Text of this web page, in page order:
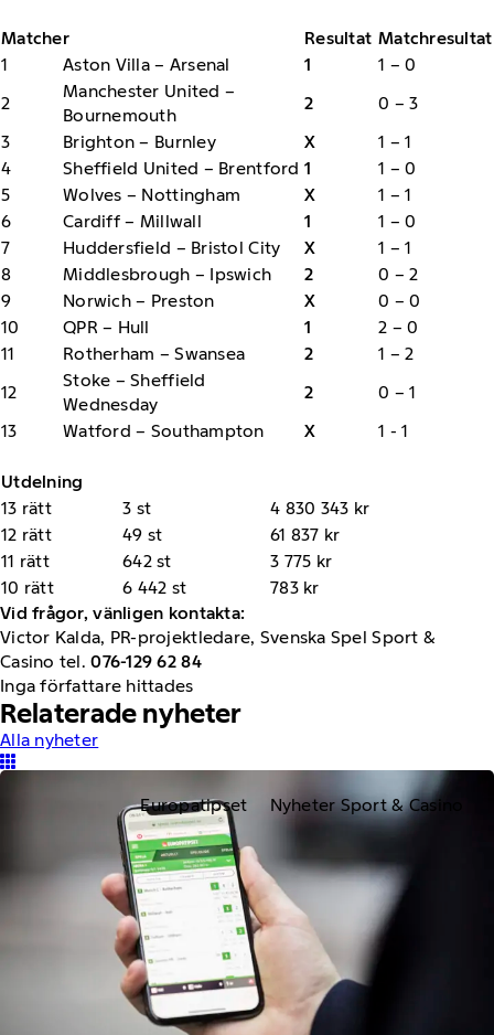
Matcher Resultat Matchresultat
1
Aston Villa – Arsenal 1
1 – 0
2
Manchester United –
Bournemouth
2
0 – 3
3
Brighton – Burnley X
1 – 1
4
Sheffield United – Brentford 1
1 – 0
5
Wolves – Nottingham X
1 – 1
6
Cardiff – Millwall 1
1 – 0
7
Huddersfield – Bristol City X
1 – 1
8
Middlesbrough – Ipswich 2
0 – 2
9
Norwich – Preston X
0 – 0
10
QPR – Hull 1
2 – 0
11
Rotherham – Swansea 2
1 – 2
12
Stoke – Sheffield
Wednesday
2
0 – 1
13
Watford – Southampton X 1 - 1
Utdelning
13 rätt
3 st
4 830 343 kr
12 rätt
49 st
61 837 kr
11 rätt
642 st
3 775 kr
10 rätt
6 442 st
783 kr
Vid frågor, vänligen kontakta:
Victor Kalda, PR-projektledare, Svenska Spel Sport &
Casino tel.076-129 62 84
Inga författare hittades
Relaterade nyheter
Alla nyheter
Europatipset Nyheter Sport & Casino